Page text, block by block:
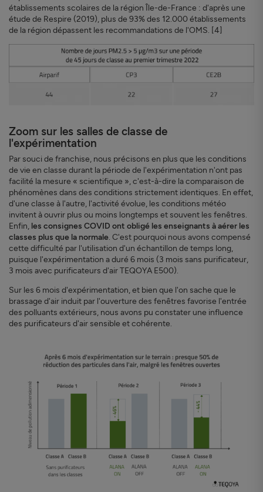
établissements scolaires de la région Île-de-France : d'après une
étude de Respire (2019), plus de 93% des 12.000 établissements
de la région dépassent les recommandations de l'OMS. [4]
Zoom sur les salles de classe de
l'expérimentation
Par souci de franchise, nous précisons en plus que les conditions
de vie en classe durant la période de l'expérimentation n'ont pas
facilité la mesure « scientifique », c'est-à-dire la comparaison de
phénomènes dans des conditions strictement identiques. En effet,
d'une classe à l'autre, l'activité évolue, les conditions météo
invitent à ouvrir plus ou moins longtemps et souvent les fenêtres.
Enfin, les consignes COVID ont obligé les enseignants à aérer les
classes plus que la normale. C'est pourquoi nous avons compensé
cette difficulté par l'utilisation d'un échantillon de temps long,
puisque l'expérimentation a duré 6 mois (3 mois sans purificateur,
3 mois avec purificateurs d'air TEQOYA E500).
Sur les 6 mois d'expérimentation, et bien que l'on sache que le
brassage d'air induit par l'ouverture des fenêtres favorise l'entrée
des polluants extérieurs, nous avons pu constater une influence
des purificateurs d'air sensible et cohérente.